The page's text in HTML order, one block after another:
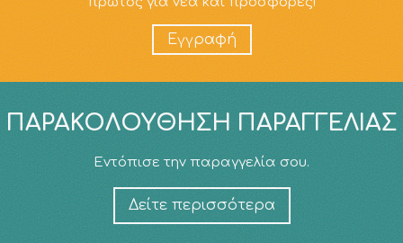
Εγγραφή
ΠΑΡΑΚΟΛΟΎΘΗΣΗ ΠΑΡΑΓΓΕΛΊΑΣ
Εντόπισε την παραγγελία σου.
Δείτε περισσότερα